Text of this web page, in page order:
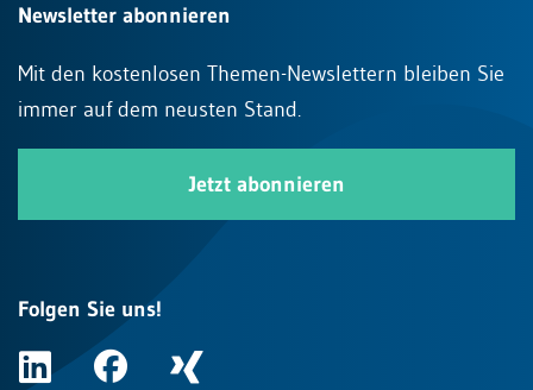
Newsletter abonnieren
Mit den kostenlosen Themen-Newslettern bleiben Sie
immer auf dem neusten Stand.
Jetzt abonnieren
Folgen Sie uns!